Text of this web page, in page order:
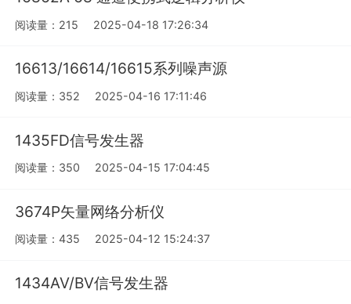
阅读量：215 2025-04-18 17:26:34
16613/16614/16615系列噪声源
阅读量：352 2025-04-16 17:11:46
1435FD信号发生器
阅读量：350 2025-04-15 17:04:45
3674P矢量网络分析仪
阅读量：435 2025-04-12 15:24:37
1434AV/BV信号发生器